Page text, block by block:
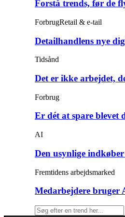
Forstå trends, før de
ForbrugRetail & e-tail
Detailhandlens nye
Tidsånd
Det er ikke arbejdet,
Forbrug
Er dét at spare blevet
AI
Den usynlige
Fremtidens arbejdsmarked
Medarbejdere